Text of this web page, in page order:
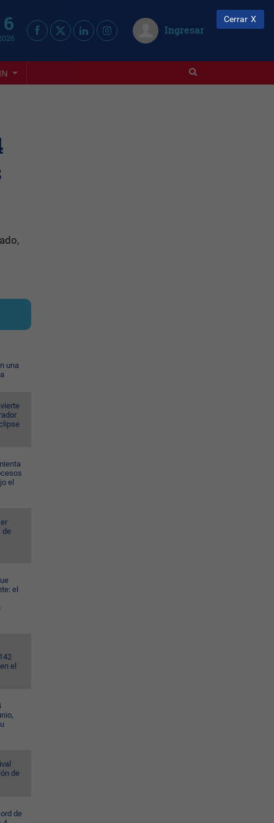
Ingresar
una
el
de
el
el
de
de
Cerrar